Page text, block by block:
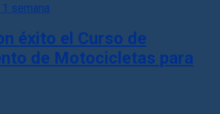
1 semana
éxito el Curso de
de Motocicletas para